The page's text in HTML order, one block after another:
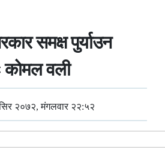
समक्ष पुर्याउन
वली
२०७२, मंगलवार २२:५२